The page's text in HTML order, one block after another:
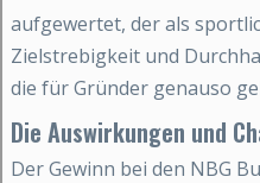
aufgewertet, der als
Zielstrebigkeit und
die für Gründer genauso
Die Auswirkungen und
Der Gewinn bei den NBG